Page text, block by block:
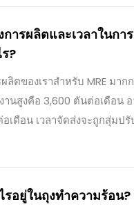
การผลิตและเวลาในก
?
ลิตของเราสำหรับ MRE มา
านสูงคือ 3,600 ตันต่อเดือน
เดือน เวลาจัดส่งจะถูกสุ่มป
รอยู่ในถุงทำความร้อน